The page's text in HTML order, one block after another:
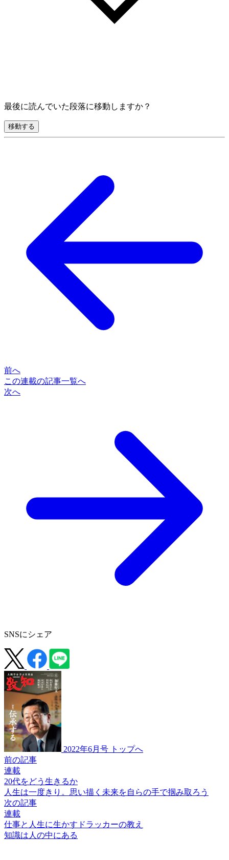
最後に読んでいた段落に移動しますか？
移動する
前へ
この連載の記事一覧へ
次へ
SNSにシェア
2022年6月号 トップへ
前の記事
連載
20代をどう生きるか
人生は一度きり。 思い描く未来を自らの手で掴み取ろう
次の記事
連載
仕事と人生に生かすドラッカーの教え
知識は人の中にある